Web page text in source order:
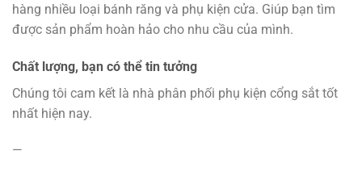
hàng nhiều loại bánh răng và phụ kiện cửa. Giúp bạn tìm
được sản phẩm hoàn hảo cho nhu cầu của mình.
Chất lượng, bạn có thể tin tưởng
Chúng tôi cam kết là nhà phân phối phụ kiện cổng sắt tốt
nhất hiện nay.
—